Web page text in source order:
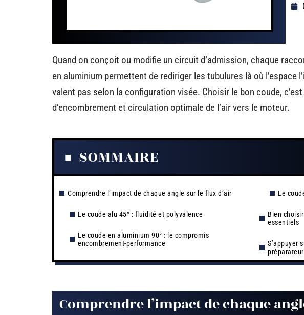
Quand on conçoit ou modifie un circuit d’admission, chaque
en aluminium permettent de rediriger les tubulures là où l’espace
valent pas selon la configuration visée. Choisir le bon coude,
d’encombrement et circulation optimale de l’air vers le moteur.
SOMMAIRE
Comprendre l’impact de chaque angle sur le flux d’air
Le coude alu 45° : fluidité et polyvalence
Le coude en aluminium 90° : le compromis
encombrement-performance
Le
Bien
essentiels
S’appuyer
Comprendre l’impact de chaque